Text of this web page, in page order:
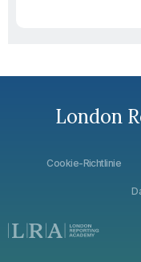
London
Cookie-Richtlinie